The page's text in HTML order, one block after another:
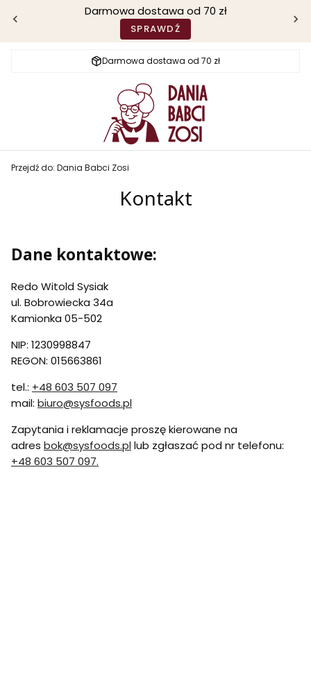
Darmowa dostawa od 70 zł
SPRAWDŹ
Darmowa dostawa od 70 zł
Przejdź do: Dania Babci Zosi
Kontakt
Dane kontaktowe:
Redo Witold Sysiak
ul. Bobrowiecka 34a
Kamionka 05-502
NIP: 1230998847
REGON: 015663861
tel.: +48 603 507 097
mail: biuro@sysfoods.pl
Zapytania i reklamacje proszę kierowane na
adres bok@sysfoods.pllub zgłaszać pod nr telefonu:
+48 603 507 097.